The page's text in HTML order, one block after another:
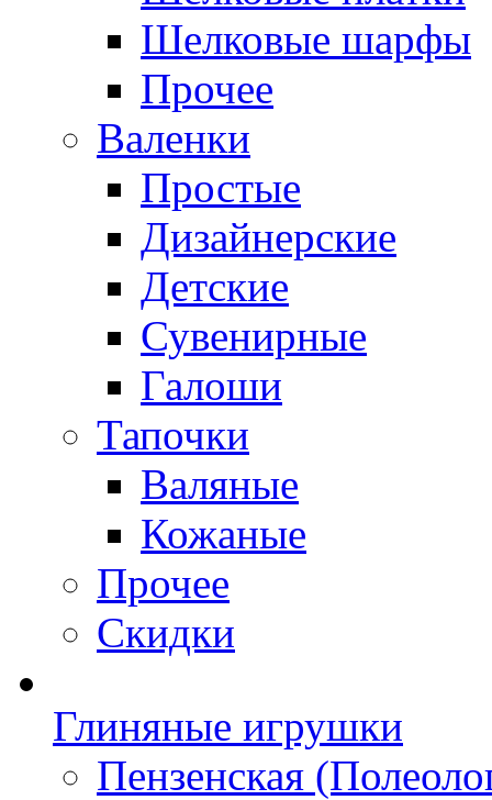
Шелковые шарфы
Прочее
Валенки
Простые
Дизайнерские
Детские
Сувенирные
Галоши
Тапочки
Валяные
Кожаные
Прочее
Скидки
Глиняные игрушки
Пензенская